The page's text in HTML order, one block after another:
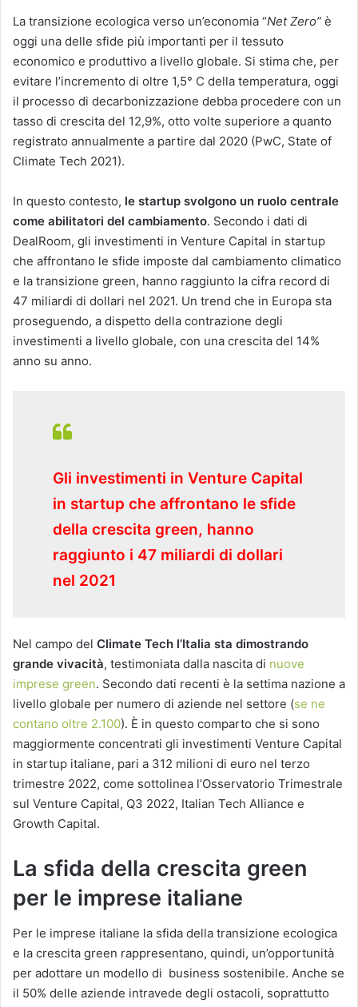
La transizione ecologica verso un’economia “Net Zero” è
oggi una delle sfide più importanti per il tessuto
economico e produttivo a livello globale. Si stima che, per
evitare l’incremento di oltre 1,5° C della temperatura, oggi
il processo di decarbonizzazione debba procedere con un
tasso di crescita del 12,9%, otto volte superiore a quanto
registrato annualmente a partire dal 2020 (PwC, State of
Climate Tech 2021).
In questo contesto, le startup svolgono un ruolo centrale
come abilitatori del cambiamento. Secondo i dati di
DealRoom, gli investimenti in Venture Capital in startup
che affrontano le sfide imposte dal cambiamento climatico
e la transizione green, hanno raggiunto la cifra record di
47 miliardi di dollari nel 2021. Un trend che in Europa sta
proseguendo, a dispetto della contrazione degli
investimenti a livello globale, con una crescita del 14%
anno su anno.
Gli investimenti in Venture Capital
in startup che affrontano le sfide
della crescita green, hanno
raggiunto i 47 miliardi di dollari
nel 2021
Nel campo del Climate Tech l’Italia sta dimostrando
grande vivacità, testimoniata dalla nascita di nuove
imprese green. Secondo dati recenti è la settima nazione a
livello globale per numero di aziende nel settore (se ne
contano oltre 2.100). È in questo comparto che si sono
maggiormente concentrati gli investimenti Venture Capital
in startup italiane, pari a 312 milioni di euro nel terzo
trimestre 2022, come sottolinea l’Osservatorio Trimestrale
sul Venture Capital, Q3 2022, Italian Tech Alliance e
Growth Capital.
La sfida della crescita green
per le imprese italiane
Per le imprese italiane la sfida della transizione ecologica
e la crescita green rappresentano, quindi, un’opportunità
per adottare un modello di business sostenibile. Anche se
il 50% delle aziende intravede degli ostacoli, soprattutto